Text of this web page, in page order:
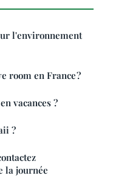
l'environnement
room en France ?
vacances ?
?
la journée